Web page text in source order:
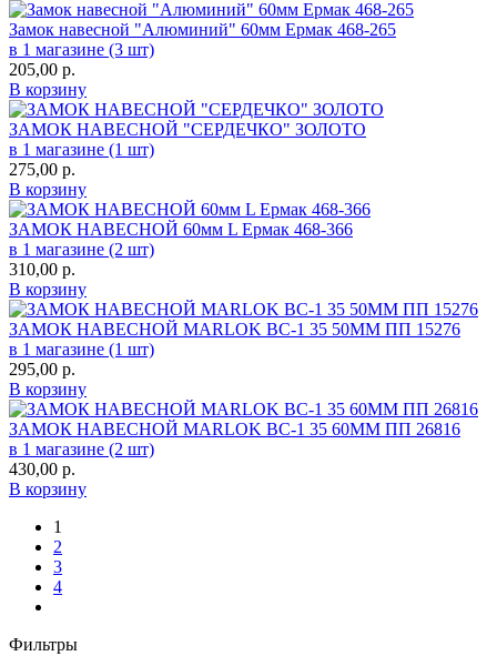
Замок навесной "Алюминий" 60мм Ермак 468-265
в 1 магазине (3 шт)
205,00 р.
В корзину
ЗАМОК НАВЕСНОЙ "СЕРДЕЧКО" ЗОЛОТО
в 1 магазине (1 шт)
275,00 р.
В корзину
ЗАМОК НАВЕСНОЙ 60мм L Ермак 468-366
в 1 магазине (2 шт)
310,00 р.
В корзину
ЗАМОК НАВЕСНОЙ MARLOK ВС-1 35 50ММ ПП 15276
в 1 магазине (1 шт)
295,00 р.
В корзину
ЗАМОК НАВЕСНОЙ MARLOK ВС-1 35 60ММ ПП 26816
в 1 магазине (2 шт)
430,00 р.
В корзину
1
2
3
4
Фильтры